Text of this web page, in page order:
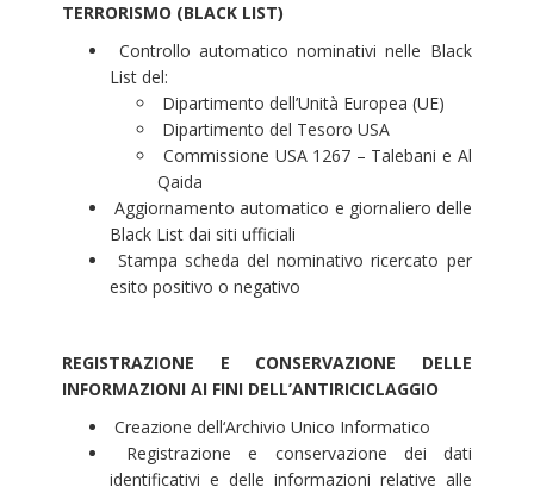
TERRORISMO (BLACK LIST)
Controllo automatico nominativi nelle Black
List del:
Dipartimento dell’Unità Europea (UE)
Dipartimento del Tesoro USA
Commissione USA 1267 – Talebani e Al
Qaida
Aggiornamento automatico e giornaliero delle
Black List dai siti ufficiali
Stampa scheda del nominativo ricercato per
esito positivo o negativo
REGISTRAZIONE E CONSERVAZIONE DELLE
INFORMAZIONI AI FINI DELL’ANTIRICICLAGGIO
Creazione dell‘Archivio Unico Informatico
Registrazione e conservazione dei dati
identificativi e delle informazioni relative alle